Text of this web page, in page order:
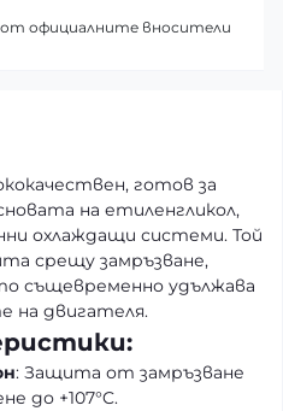
готов за
на етиленгликол,
охлаждащи системи. Той
срещу замръзване,
същевременно удължава
на двигателя.
: Защита от замръзване
до +107°C.
от официалните вносители